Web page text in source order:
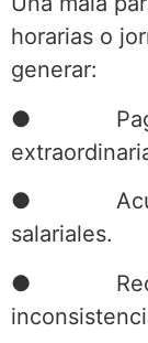
horarias o
generar:
● Pago
●
salariales.
●